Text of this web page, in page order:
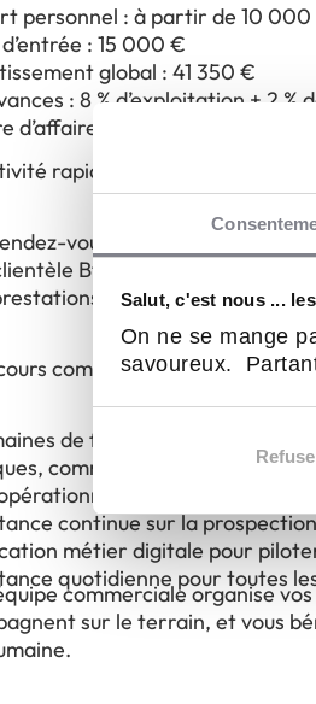
Salut, c'est nous ...
On ne se mange
savoureux.
personnel : à partir de 10
: 15 000 €
global : 41 350 €
: 8 % d’exploitation + 2 %
d’affaires moyen en N+2 : 150
rapidement rentable grâce
vous clients générés dès
BtoB fidélisable pour
techniques à forte
complet dès votre
de formation initiale : 4
commerciaux et gestion, et
par nos
continue sur la
métier digitale pour
quotidienne pour toutes
commerciale organise
sur le terrain, et vous